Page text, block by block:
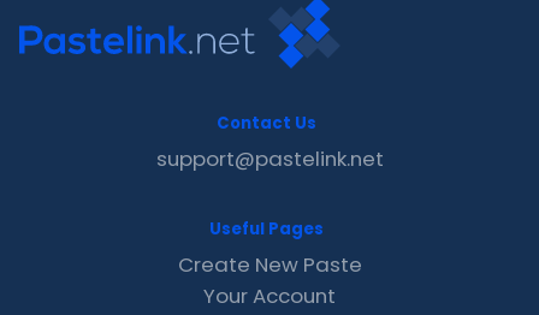
Contact Us
support@pastelink.net
Useful Pages
Create New Paste
Your Account